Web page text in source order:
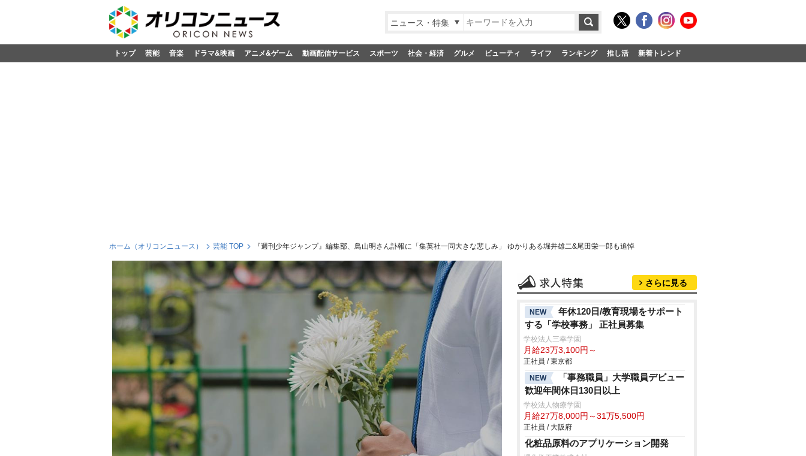
ニュース・特集
トップ 芸能 音楽 ドラマ&映画 アニメ&ゲーム 動画配信サービス スポーツ 社会・経済 グルメ ビューティ ライフ ランキング 推し活 新着トレンド
ホーム（オリコンニュース） 芸能 TOP 『週刊少年ジャンプ』編集部、鳥山明さん訃報に「集英社一同大きな悲しみ」 ゆかりある堀井雄二&尾田栄一郎も追悼
さらに見る
NEW
年休120日/教育現場をサポート
する「学校事務」 正社員募集
学校法人三幸学園
月給23万3,100円～
正社員 / 東京都
NEW
「事務職員」大学職員デビュー
歓迎年間休日130日以上
学校法人物療学園
月給27万8,000円～31万5,500円
正社員 / 大阪府
化粧品原料のアプリケーション開発